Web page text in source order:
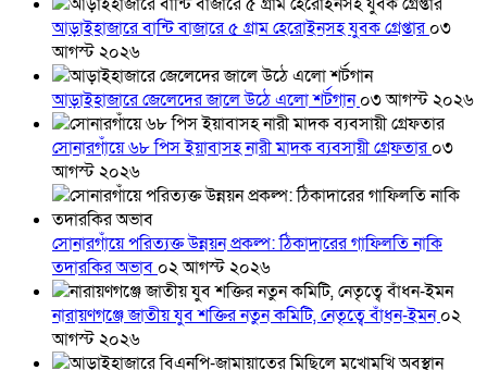
আড়াইহাজারে বান্টি বাজারে ৫ গ্রাম হেরোইনসহ যুবক গ্রেপ্তার০৩
আগস্ট ২০২৬
আড়াইহাজারে জেলেদের জালে উঠে এলো শর্টগান০৩ আগস্ট ২০২৬
সোনারগাঁয়ে ৬৮ পিস ইয়াবাসহ নারী মাদক ব্যবসায়ী গ্রেফতার০৩
আগস্ট ২০২৬
সোনারগাঁয়ে পরিত্যক্ত উন্নয়ন প্রকল্প: ঠিকাদারের গাফিলতি নাকি
তদারকির অভাব ০২ আগস্ট ২০২৬
নারায়ণগঞ্জে জাতীয় যুব শক্তির নতুন কমিটি, নেতৃত্বে বাঁধন-ইমন০২
আগস্ট ২০২৬